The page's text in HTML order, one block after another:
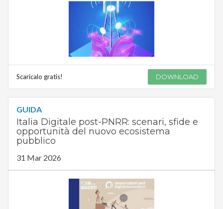
Scaricalo gratis! DOWNLOAD
GUIDA
Italia Digitale post-PNRR: scenari, sfide e
opportunità del nuovo ecosistema
pubblico
31 Mar 2026